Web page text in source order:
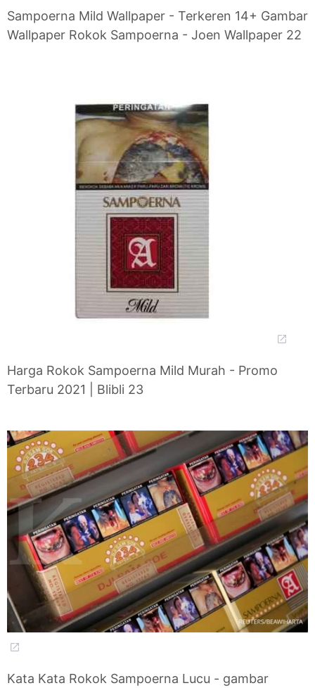
Sampoerna Mild Wallpaper - Terkeren 14+ Gambar
Wallpaper Rokok Sampoerna - Joen Wallpaper 22
Harga Rokok Sampoerna Mild Murah - Promo
Terbaru 2021 | Blibli 23
Kata Kata Rokok Sampoerna Lucu - gambar